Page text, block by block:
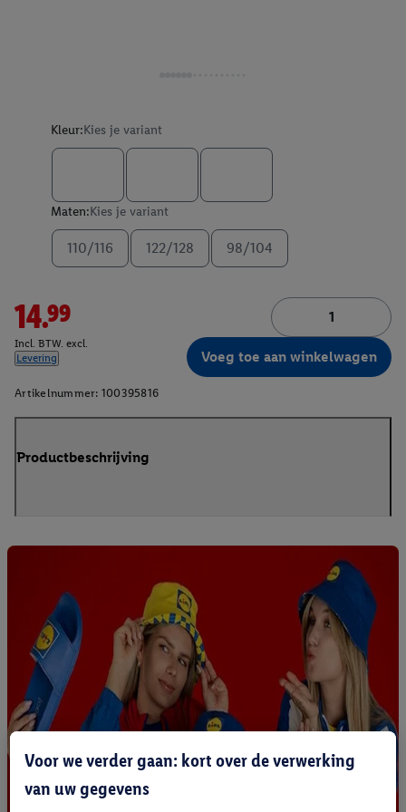
Kleur:Kies je variant
Maten:Kies je variant
110/116 122/128 98/104
14.99
Incl. BTW. excl.
Levering
Voeg toe aan winkelwagen
Artikelnummer: 100395816
Productbeschrijving
Voor we verder gaan: kort over de verwerking
van uw gegevens